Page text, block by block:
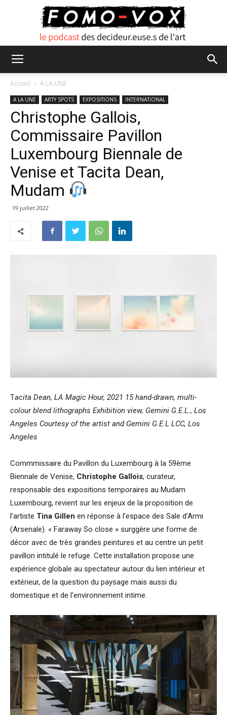
VOX
Accueil A LA UNE
A LA UNE ARTY SPOTS EXPOSITIONS INTERNATIONAL
Christophe Gallois,
Commissaire Pavillon
Luxembourg Biennale de
Venise et Tacita Dean,
Mudam
19 juillet 2022
Tacita Dean, LA Magic Hour, 2021 15 hand-drawn, multi-
colour blend lithographs Exhibition view, Gemini G.E.L., Los
Angeles Courtesy of the artist and Gemini G.E.L LCC, Los
Angeles
Commmissaire du Pavillon du Luxembourg à la 59ème
Biennale de Venise, Christophe Gallois, curateur,
responsable des expositions temporaires au Mudam
Luxembourg, revient sur les enjeux de la proposition de
l’artiste Tina Gillen en réponse à l’espace des Sale d’Armi
(Arsenale). « Faraway So close » surggère une forme de
décor avec de très grandes peintures et au centre un petit
pavillon intitulé le refuge. Cette installation propose une
expérience globale au spectateur autour du lien intérieur et
extérieur, de la question du paysage mais aussi du
domestique et de l’environnement intime.